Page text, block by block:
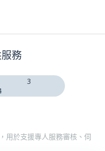
務
3
用於支援專人服務審核、伺